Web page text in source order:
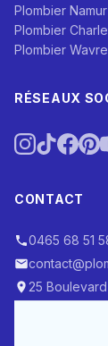
Plombier Namur
Plombier
Plombier Wavre
RÉSEAUX
CONTACT
0465 68 51
25